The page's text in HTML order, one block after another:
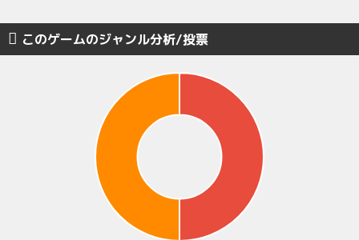
このゲームのジャンル分析/投票